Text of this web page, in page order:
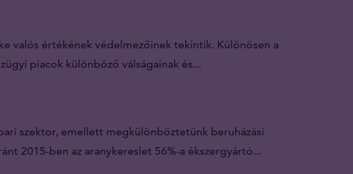
valós értékének védelmezőinek tekintik. Különösen a
piacok különböző válságainak és...
szektor, emellett megkülönböztetünk beruházási
2015-ben az aranykereslet 56%-a ékszergyártó...